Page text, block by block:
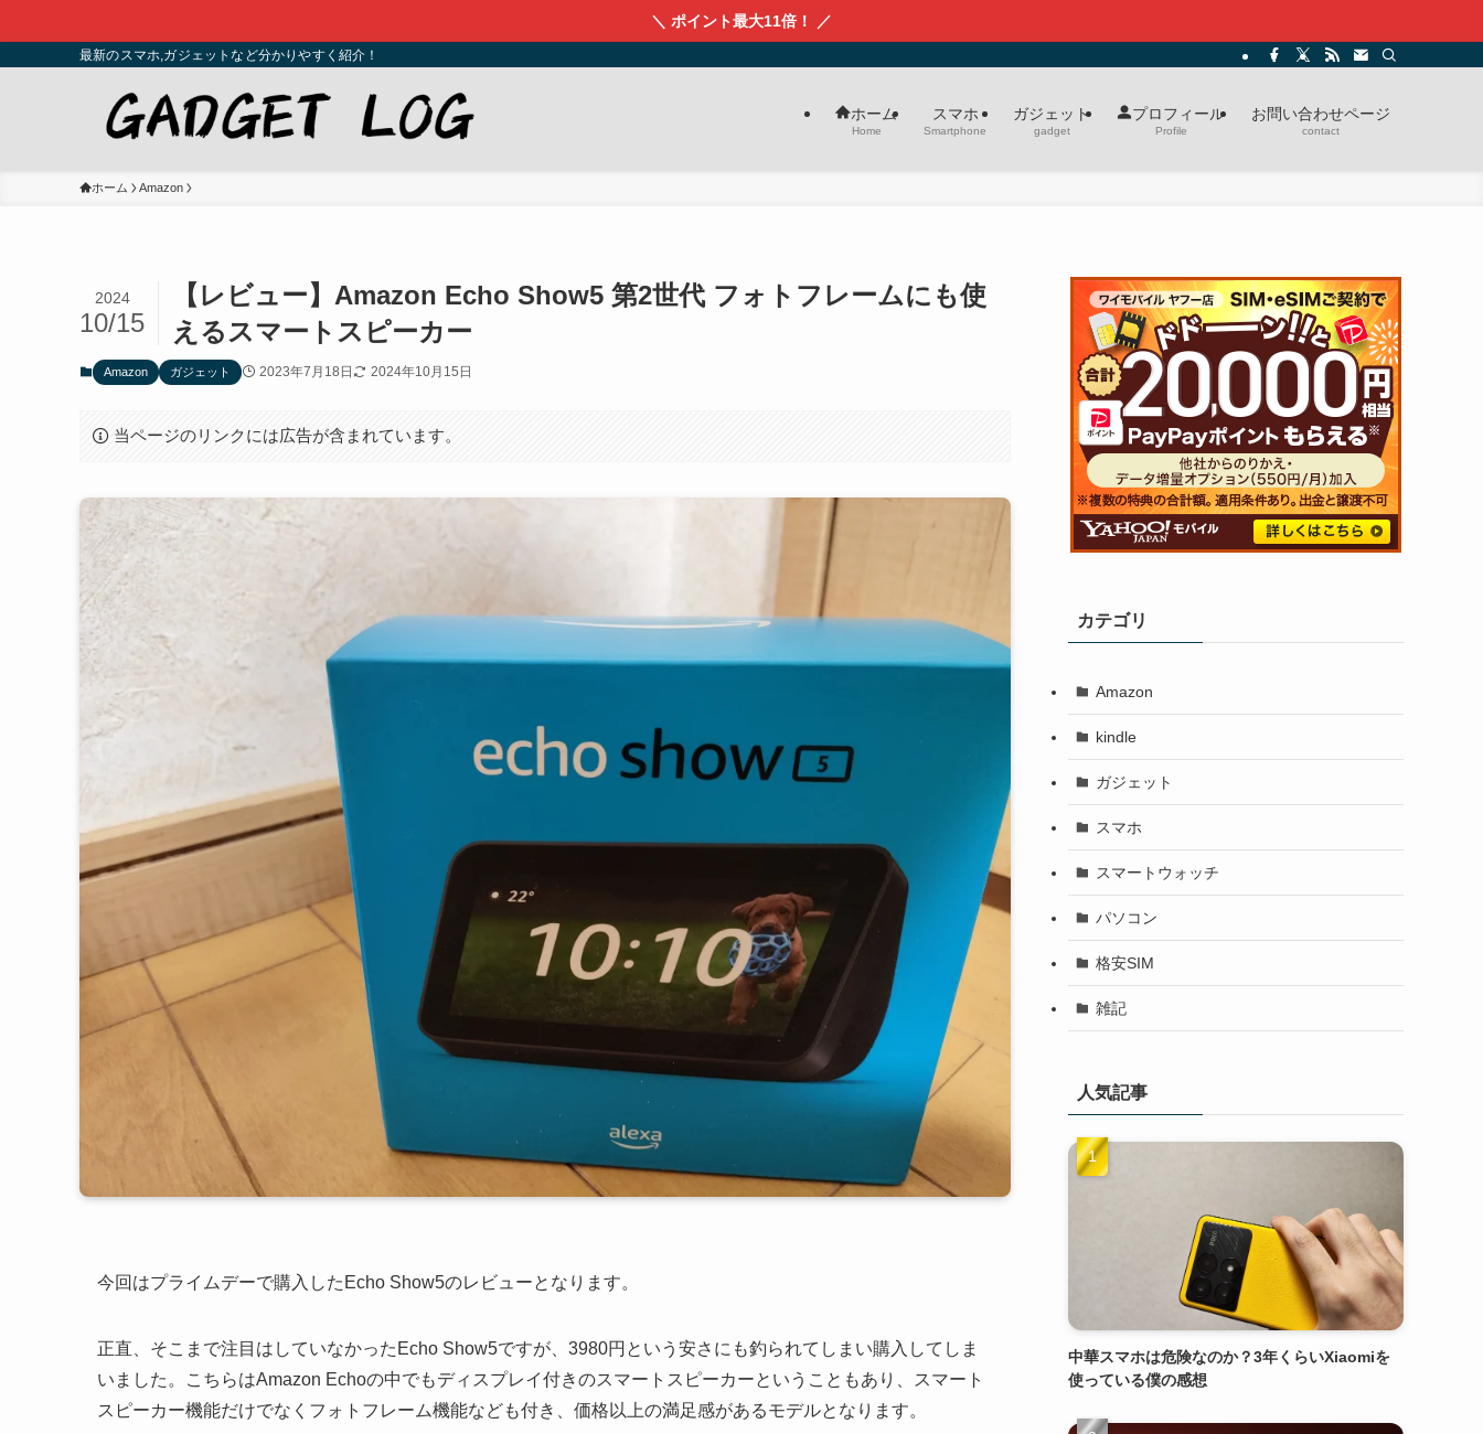
＼ ポイント最大11倍！ ／
最新のスマホ,ガジェットなど分かりやすく紹介！
ホーム
Home
スマホ
Smartphone
ガジェット
gadget
プロフィール
Profile
お問い合わせページ
contact
ホーム Amazon
【レビュー】Amazon Echo Show5 第2世代 フォトフレームにも使
えるスマートスピーカー
2024
10/15
Amazon ガジェット 2023年7月18日 2024年10月15日
当ページのリンクには広告が含まれています。
今回はプライムデーで購入したEcho Show5のレビューとなります。
正直、そこまで注目はしていなかったEcho Show5ですが、3980円という安さにも釣られてしまい購入してしま
いました。こちらはAmazon Echoの中でもディスプレイ付きのスマートスピーカーということもあり、スマート
スピーカー機能だけでなくフォトフレーム機能なども付き、価格以上の満足感があるモデルとなります。
カテゴリ
Amazon
kindle
ガジェット
スマホ
スマートウォッチ
パソコン
格安SIM
雑記
人気記事
中華スマホは危険なのか？3年くらいXiaomiを
使っている僕の感想